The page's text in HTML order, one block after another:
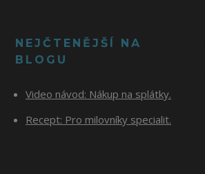
NEJČTENĚJŠÍ NA
BLOGU
Video návod: Nákup na splátky.
Recept: Pro milovníky specialit.